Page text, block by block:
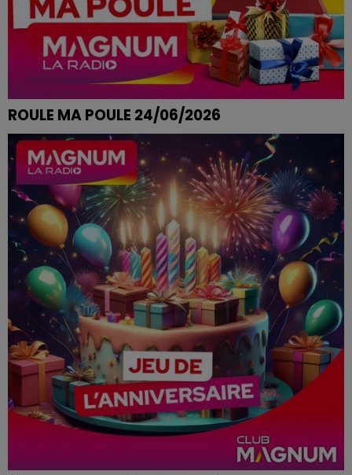
ROULE MA POULE 24/06/2026
CÉLINE DE URIMENIL REMPORTE SES ENTRÉES POUR LE
FANTASTI'KID AU BOL D'AIR